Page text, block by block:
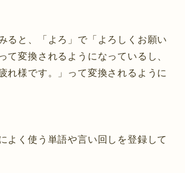
ると、「よろ」で「よろしくお願い
て変換されるようになっているし、
れ様です。」って変換されるように
よく使う単語や言い回しを登録して